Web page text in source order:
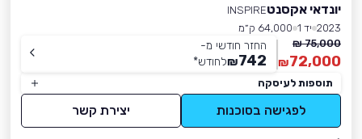
יונדאי אקסנטINSPIRE
2023 יד 1
64,000 ק״מ
75,000 ₪
72,000
₪
החזר חודשי מ-
742
₪לחודש*
תוספות לעיסקה
לפגישה בסוכנות יצירת קשר